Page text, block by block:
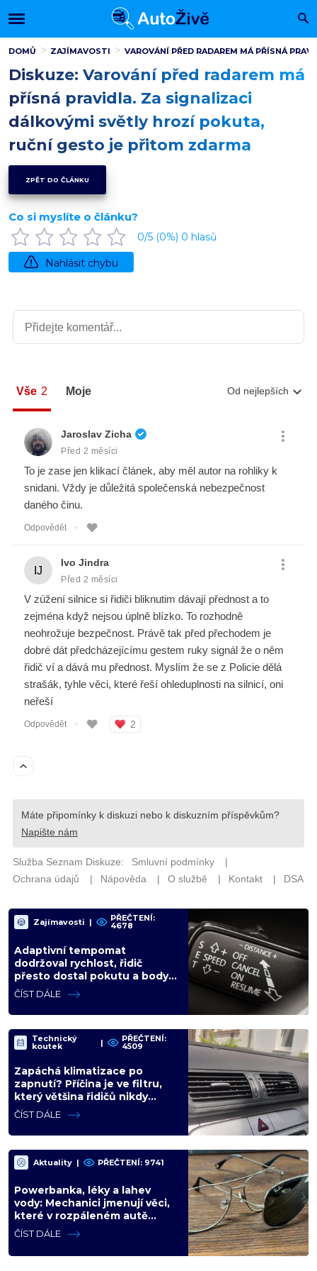
DOMŮ ZAJÍMAVOSTI VAROVÁNÍ PŘED RADAREM MÁ PŘÍSNÁ
Diskuze: Varování před radarem má
přísná pravidla. Za signalizaci
dálkovými světly hrozí pokuta,
ruční gesto je přitom zdarma
ZPĚT DO ČLÁNKU
Co si myslíte o článku?
0/5 (0%) 0 hlasů
Nahlásit chybu
Zajímavosti | PŘEČTENÍ:
4678
Adaptivní tempomat
dodržoval rychlost, řidič
přesto dostal pokutu a body.
Chyba je v odstupu, který si
auto samo zvolí
ČÍST DÁLE
Technický
koutek | PŘEČTENÍ:
4509
Zapáchá klimatizace po
zapnutí? Příčina je ve filtru,
který většina řidičů nikdy
nevyměnila
ČÍST DÁLE
Aktuality | PŘEČTENÍ: 9741
Powerbanka, léky a lahev
vody: Mechanici jmenují věci,
které v rozpáleném autě
nemají co dělat. Hrozí i požár
ČÍST DÁLE